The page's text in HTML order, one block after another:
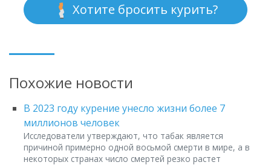
Хотите бросить курить?
Похожие новости
В 2023 году курение унесло жизни более 7
миллионов человек
Исследователи утверждают, что табак является
причиной примерно одной восьмой смерти в мире, а в
некоторых странах число смертей резко растет